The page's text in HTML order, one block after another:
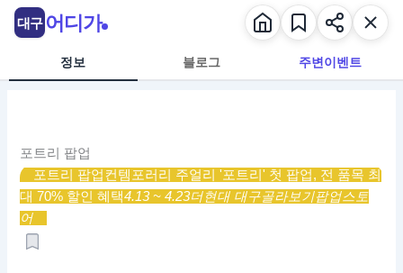
정보 블로그 주변이벤트
포트리 팝업
포트리 팝업컨템포러리 주얼리 '포트리' 첫 팝업, 전 품목 최
대 70% 할인 혜택4.13 ~ 4.23더현대 대구골라보기팝업스토
어
대구 어디가